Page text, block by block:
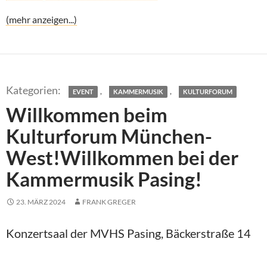
(mehr anzeigen...)
EVENT , KAMMERMUSIK , KULTURFORUM
Willkommen beim
Kulturforum München-
West!Willkommen bei der
Kammermusik Pasing!
23. MÄRZ 2024 FRANK GREGER
Konzertsaal der MVHS Pasing, Bäckerstraße 14